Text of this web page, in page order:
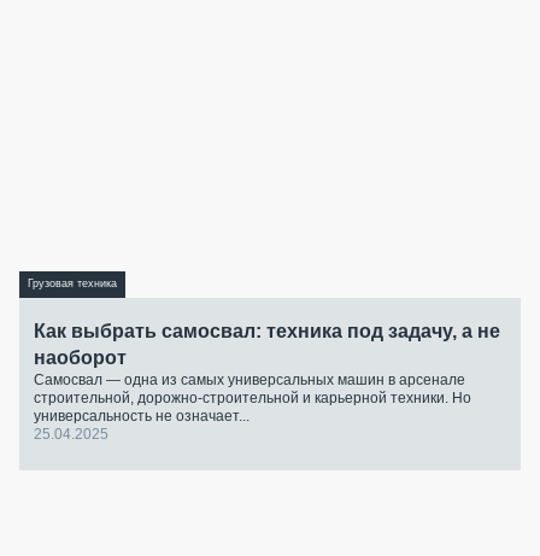
Грузовая техника
Как выбрать самосвал: техника под задачу, а не
наоборот
Самосвал — одна из самых универсальных машин в арсенале
строительной, дорожно-строительной и карьерной техники. Но
универсальность не означает...
25.04.2025